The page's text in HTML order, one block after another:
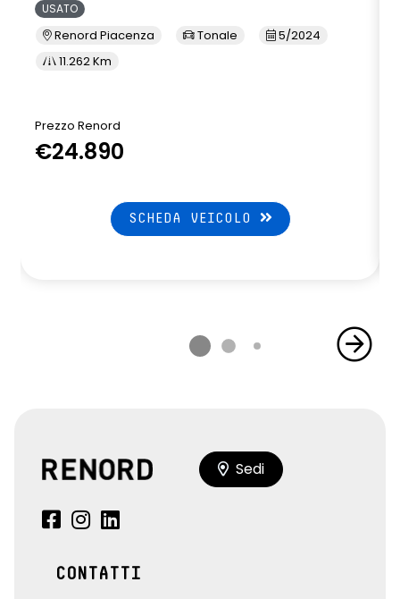
USATO
Renord Piacenza Tonale
5/2024
11.262 Km
Prezzo Renord
€24.890
SCHEDA VEICOLO
Sedi
CONTATTI